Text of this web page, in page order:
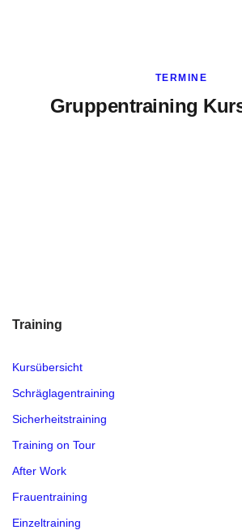
TERMINE
Gruppentraining
Training
Kursübersicht
Schräglagentraining
Sicherheitstraining
Training on Tour
After Work
Frauentraining
Einzeltraining